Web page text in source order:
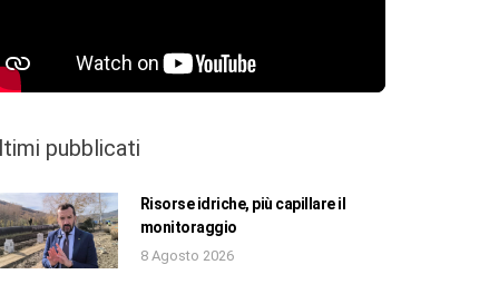
pubblicati
Risorse idriche, più capillare il
monitoraggio
8 Agosto 2026